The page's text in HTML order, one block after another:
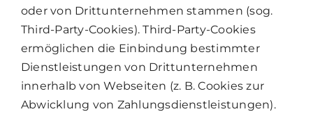
oder von Drittunternehmen stammen (sog.
Third-Party-Cookies). Third-Party-Cookies
ermöglichen die Einbindung bestimmter
Dienstleistungen von Drittunternehmen
innerhalb von Webseiten (z. B. Cookies zur
Abwicklung von Zahlungsdienstleistungen).